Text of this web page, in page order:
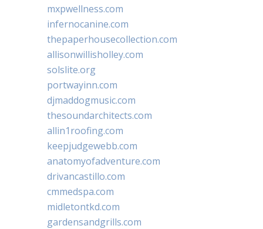
mxpwellness.com
infernocanine.com
thepaperhousecollection.com
allisonwillisholley.com
solslite.org
portwayinn.com
djmaddogmusic.com
thesoundarchitects.com
allin1roofing.com
keepjudgewebb.com
anatomyofadventure.com
drivancastillo.com
cmmedspa.com
midletontkd.com
gardensandgrills.com